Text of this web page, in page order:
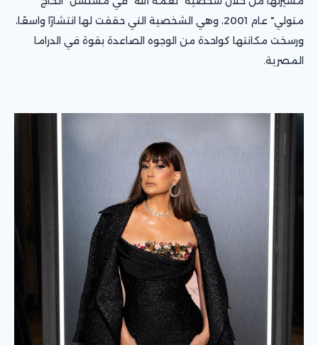
متولي" عام 2001، وهي الشخصية التي حققت لها انتشارًا واسعًا،
ورسخت مكانتها كواحدة من الوجوه الصاعدة بقوة في الدراما
المصرية.